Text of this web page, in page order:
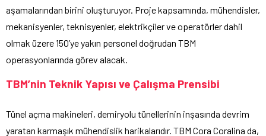
aşamalarından birini oluşturuyor. Proje kapsamında, mühendisler,
mekanisyenler, teknisyenler, elektrikçiler ve operatörler dahil
olmak üzere 150’ye yakın personel doğrudan TBM
operasyonlarında görev alacak.
TBM’nin Teknik Yapısı ve Çalışma Prensibi
Tünel açma makineleri, demiryolu tünellerinin inşasında devrim
yaratan karmaşık mühendislik harikalarıdır. TBM Cora Coralina da,